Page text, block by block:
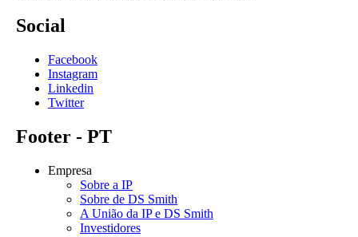
Social
Facebook
Instagram
Linkedin
Twitter
Footer - PT
Empresa
Sobre a IP
Sobre de DS Smith
A União da IP e DS Smith
Investidores